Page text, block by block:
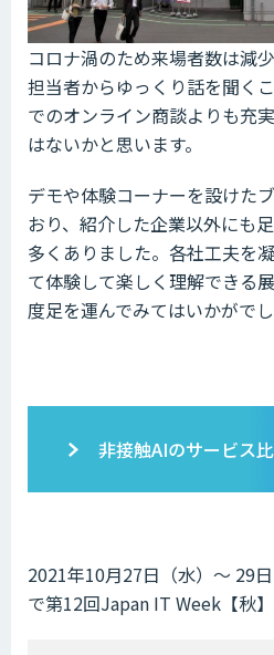
コロナ渦のため来場者数は減
担当者からゆっくり話を聞く
でのオンライン商談よりも充
はないかと思います。
デモや体験コーナーを設けた
おり、紹介した企業以外にも
多くありました。各社工夫を
て体験して楽しく理解できる
度足を運んでみてはいかがでし
非接触AIのサービス
2021年10月27日（水）～ 29
で第12回Japan IT Week【秋】